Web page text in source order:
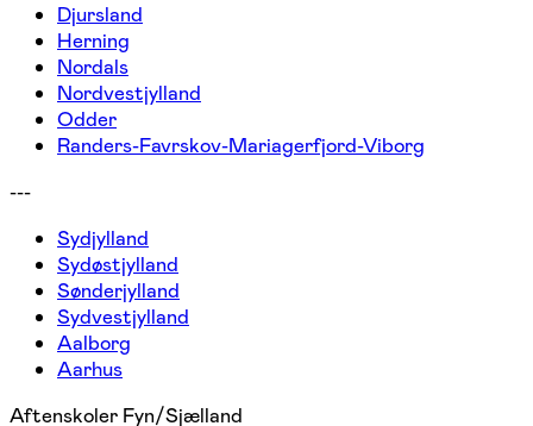
Djursland
Herning
Nordals
Nordvestjylland
Odder
Randers-Favrskov-Mariagerfjord-Viborg
---
Sydjylland
Sydøstjylland
Sønderjylland
Sydvestjylland
Aalborg
Aarhus
Aftenskoler Fyn/Sjælland